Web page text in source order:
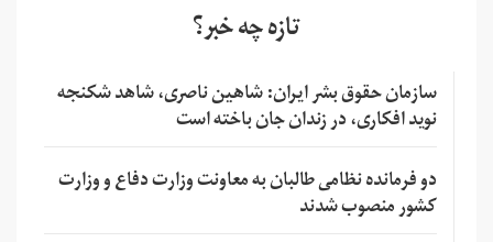
تازه چه خبر؟
سازمان حقوق بشر ایران: شاهین ناصری، شاهد شکنجه
نوید افکاری، در زندان جان باخته است
دو فرمانده نظامی طالبان به معاونت وزارت دفاع و وزارت
کشور منصوب شدند